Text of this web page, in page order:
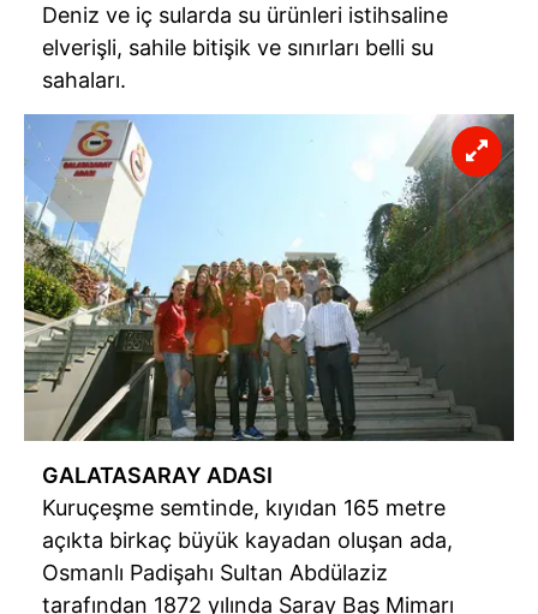
Deniz ve iç sularda su ürünleri istihsaline
elverişli, sahile bitişik ve sınırları belli su
sahaları.
GALATASARAY ADASI
Kuruçeşme semtinde, kıyıdan 165 metre
açıkta birkaç büyük kayadan oluşan ada,
Osmanlı Padişahı Sultan Abdülaziz
tarafından 1872 yılında Saray Baş Mimarı